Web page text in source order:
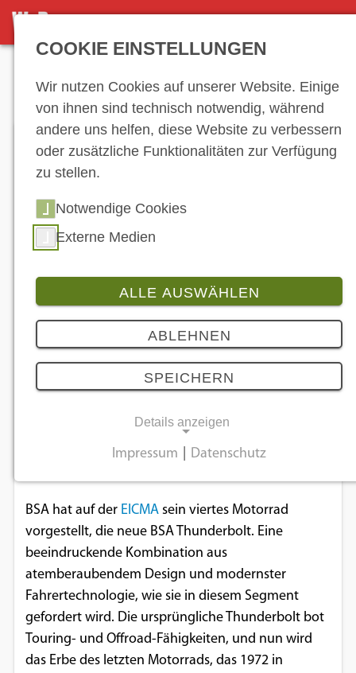
DETAILSEITE
3 Bilder
Das erste BSA-Adventure-Bike wurde
auf der EICMA vorgestellt
16.11.2025
Die neue BSA Thunderbolt ist bereit für die neue
BSA hat auf der EICMAsein viertes Motorrad
vorgestellt, die neue BSA Thunderbolt. Eine
beeindruckende Kombination aus
atemberaubendem Design und modernster
Fahrertechnologie, wie sie in diesem Segment
gefordert wird. Die ursprüngliche Thunderbolt bot
Touring- und Offroad-Fähigkeiten, und nun wird
das Erbe des letzten Motorrads, das 1972 in
COOKIE EINSTELLUNGEN
Wir nutzen Cookies auf unserer Website. Einige
von ihnen sind technisch notwendig, während
andere uns helfen, diese Website zu verbessern
oder zusätzliche Funktionalitäten zur Verfügung
zu stellen.
Notwendige Cookies
Externe Medien
ALLE AUSWÄHLEN
ABLEHNEN
SPEICHERN
Details anzeigen
einwandfreie Funktion der Website
Einverständnis-Cookie
Name:
cookie_consent
Impressum Datenschutz